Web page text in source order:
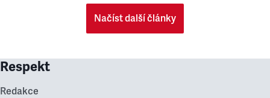
Načíst další články
Respekt
Redakce